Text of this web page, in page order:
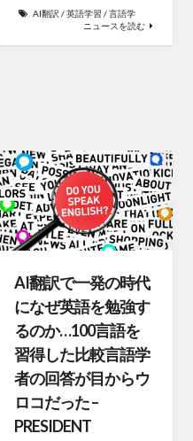
AI翻訳 /英語学習 /言語学
ニュースを読む
AI翻訳で一発の時代
になぜ英語を勉強す
るのか…100言語を
習得した比較言語学
者の回答が目からウ
ロコだった –
PRESIDENT